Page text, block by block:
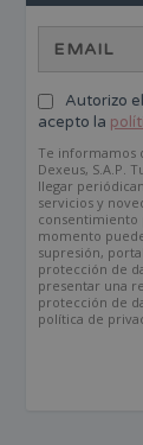
Autorizo
acepto la
Te informamos
Dexeus, S.A.P.
llegar
servicios y
consentimiento
momento
supresión,
protección de
presentar una
protección de
política de